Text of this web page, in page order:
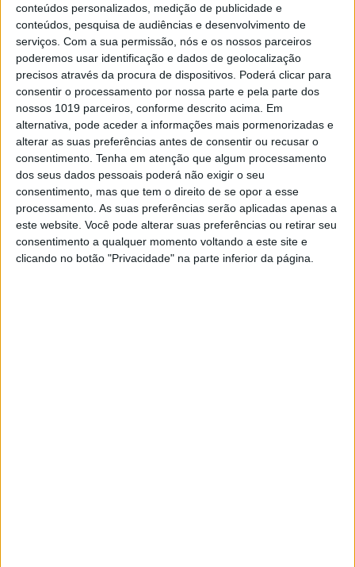
conteúdos personalizados, medição de publicidade e
conteúdos, pesquisa de audiências e desenvolvimento de
serviços. Com a sua permissão, nós e os nossos parceiros
poderemos usar identificação e dados de geolocalização
precisos através da procura de dispositivos. Poderá clicar para
consentir o processamento por nossa parte e pela parte dos
nossos 1019 parceiros, conforme descrito acima. Em
alternativa, pode aceder a informações mais pormenorizadas e
alterar as suas preferências antes de consentir ou recusar o
consentimento. Tenha em atenção que algum processamento
dos seus dados pessoais poderá não exigir o seu
consentimento, mas que tem o direito de se opor a esse
processamento. As suas preferências serão aplicadas apenas a
este website. Você pode alterar suas preferências ou retirar seu
consentimento a qualquer momento voltando a este site e
clicando no botão "Privacidade" na parte inferior da página.
MUNDO
Multimilionário Jack Ma lançou
duras críticas ao regime chinês, a
China reagiu aumentando a pressão
sobre o seu império e o empresário
não voltou a ser visto
Há semanas que não se sabe do paradeiro do
fundador do império de lojas online Alibaba
Exame Informática